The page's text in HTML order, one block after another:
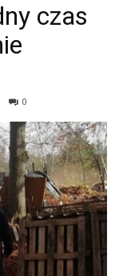
czas
0